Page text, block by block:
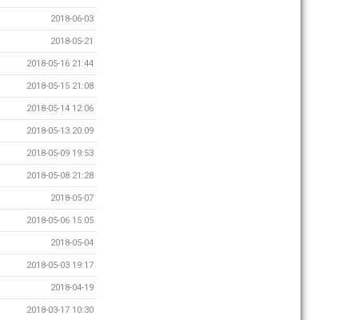
2018-06-03
2018-05-21
2018-05-16 21:44
2018-05-15 21:08
2018-05-14 12:06
2018-05-13 20:09
2018-05-09 19:53
2018-05-08 21:28
2018-05-07
2018-05-06 15:05
2018-05-04
2018-05-03 19:17
2018-04-19
2018-03-17 10:30